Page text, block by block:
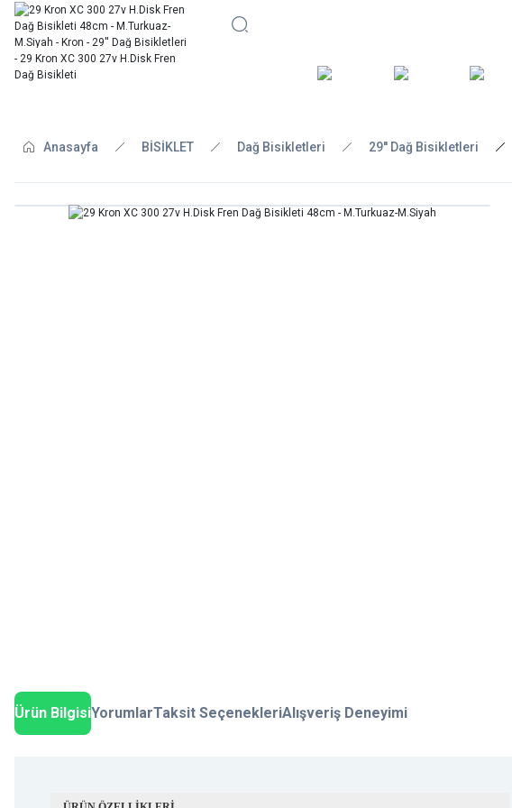
BİSİKLET
Anasayfa BİSİKLET Dağ Bisikletleri 29'' Dağ Bisikletleri
Ürün BilgisiYorumlarTaksit SeçenekleriAlışveriş Deneyimi